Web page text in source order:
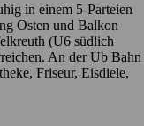
in einem 5-Parteien
Osten und Balkon
(U6 südlich
An der Ub Bahn
Friseur, Eisdiele,